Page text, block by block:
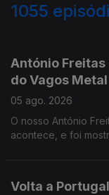
1055
António
do Vagos
05 ago. 2026
O nosso António
acontece, e foi
Volta a